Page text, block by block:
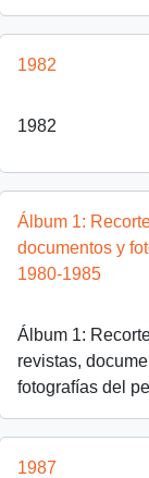
al portapapeles
1982
1982
Álbum 1:
documentos y
1980-1985
Álbum 1:
revistas,
fotografías del
al portapapeles
1987